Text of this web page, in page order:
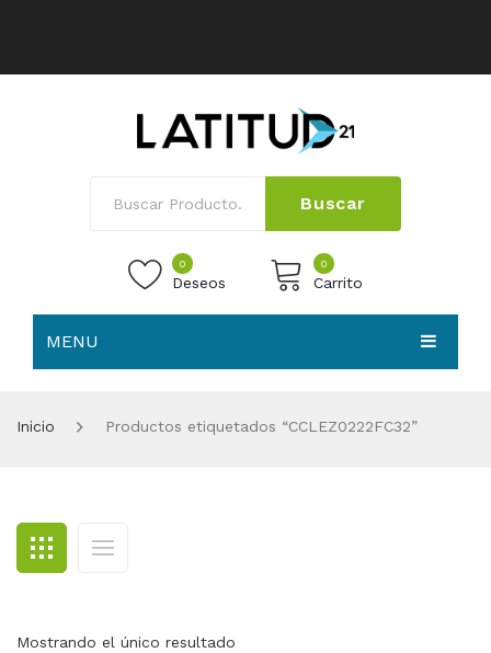
Buscar
0
Deseos
0
Carrito
MENU
BLOG
CONTACTO
Inicio Productos etiquetados “CCLEZ0222FC32”
Mostrando el único resultado